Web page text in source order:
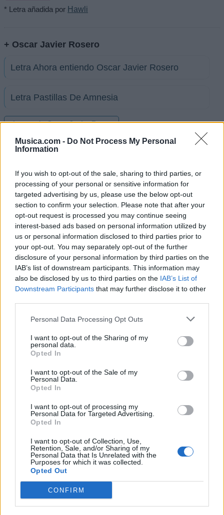
Musica.com - Do Not Process My Personal
Information
If you wish to opt-out of the sale, sharing to third parties, or
processing of your personal or sensitive information for
targeted advertising by us, please use the below opt-out
section to confirm your selection. Please note that after your
opt-out request is processed you may continue seeing
interest-based ads based on personal information utilized by
us or personal information disclosed to third parties prior to
your opt-out. You may separately opt-out of the further
disclosure of your personal information by third parties on the
IAB’s list of downstream participants. This information may
also be disclosed by us to third parties on the IAB’s List of
Downstream Participants that may further disclose it to other
Personal Data Processing Opt Outs
I want to opt-out of the Sharing of my
personal data.
Opted In
I want to opt-out of the Sale of my
Personal Data.
Opted In
I want to opt-out of processing my
Personal Data for Targeted Advertising.
Opted In
I want to opt-out of Collection, Use,
Retention, Sale, and/or Sharing of my
Personal Data that Is Unrelated with the
Purposes for which it was collected.
Opted Out
CONFIRM
* Letra añadida por Hawli
+ Oscar Javier Rosero
Letra Ahora entiendo Oscar Javier Rosero
Letra Pastillas De Amnesia
+ Letras de Oscar Javier Rosero
Biografía Ranking Foro
Ranking de Oscar Javier Rosero
Oscar Javier Roserono está entre los 500 artistas
más apoyados y visitados de esta semana.
¿Apoyar a Oscar Javier Rosero?
13 2
Ranking de Oscar Javier Rosero TOP Música
Comentar Letra
Comenta o pregunta lo que desees sobre Oscar
Javier Rosero o 'Pastillas De Amnesia'